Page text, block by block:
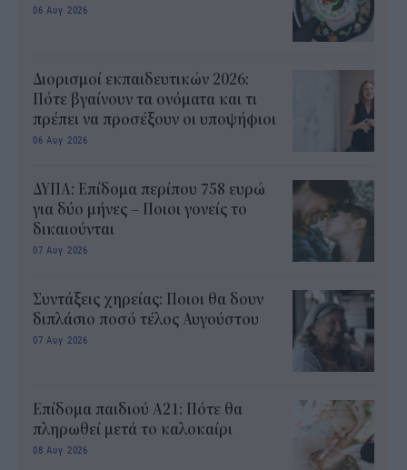
06 Αυγ 2026
Διορισμοί εκπαιδευτικών 2026:
Πότε βγαίνουν τα ονόματα και τι
πρέπει να προσέξουν οι υποψήφιοι
06 Αυγ 2026
ΔΥΠΑ: Επίδομα περίπου 758 ευρώ
για δύο μήνες – Ποιοι γονείς το
δικαιούνται
07 Αυγ 2026
Συντάξεις χηρείας: Ποιοι θα δουν
διπλάσιο ποσό τέλος Αυγούστου
07 Αυγ 2026
Επίδομα παιδιού Α21: Πότε θα
πληρωθεί μετά το καλοκαίρι
08 Αυγ 2026